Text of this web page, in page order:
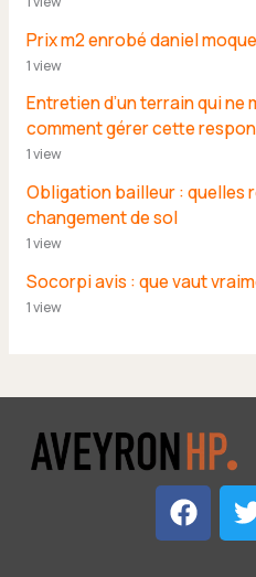
Prix m2 enrobé daniel
1 view
Entretien d’un terrain qui ne
comment gérer cette
1 view
Obligation bailleur : quelles
changement de sol
1 view
Socorpi avis : que vaut
1 view
F
a
c i